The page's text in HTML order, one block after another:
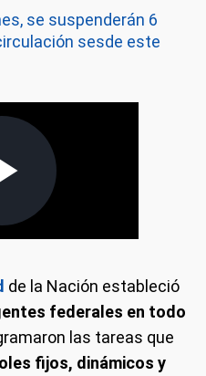
se suspenderán 6
sesde este
de la Nación estableció
federales en todo
las tareas que
fijos, dinámicos y